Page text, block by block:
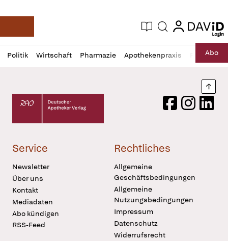
Deutsche Apotheker Zeitung
Aktuelle Ausgabe
Suche login
login
Politik Wirtschaft Pharmazie Apothekenpraxis RechtAbo
Profil
öffnen
Daz
Pur
Deutscher Apotheker Verlag Logo
FacebookInstagram
Service
Newsletter
Über uns
Kontakt
Mediadaten
Abo kündigen
RSS-Feed
Rechtliches
Allgemeine
Geschäftsbedingungen
Allgemeine
Nutzungsbedingungen
Impressum
Datenschutz
Widerrufsrecht